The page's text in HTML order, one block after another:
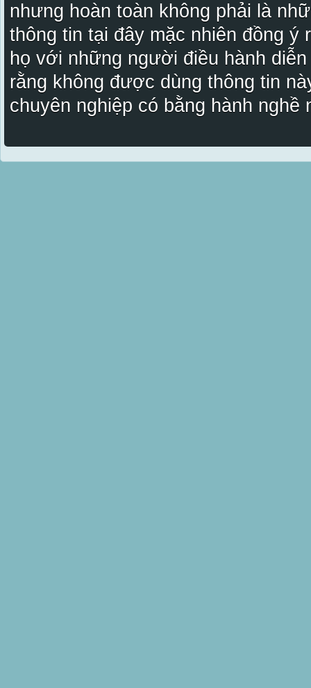
nhưng hoàn toàn không phải là
thông tin tại đây mặc nhiên đồng ý
họ với những người điều hành
rằng không được dùng thông tin
chuyên nghiệp có bằng hành